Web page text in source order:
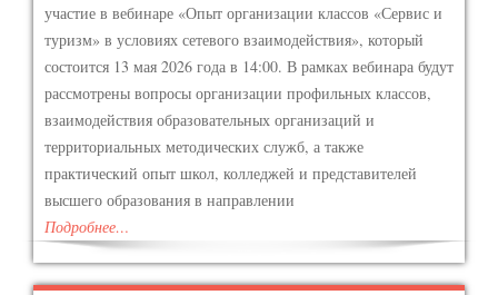
участие в вебинаре «Опыт организации классов «Сервис и
туризм» в условиях сетевого взаимодействия», который
состоится 13 мая 2026 года в 14:00. В рамках вебинара будут
рассмотрены вопросы организации профильных классов,
взаимодействия образовательных организаций и
территориальных методических служб, а также
практический опыт школ, колледжей и представителей
высшего образования в направлении
Подробнее…